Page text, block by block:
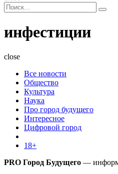
Search
for:
Поиск
инфестиции
close
Все новости
Общество
Культура
Наука
Про город будущего
Интересное
Цифровой город
18+
PRO Город Будущего —